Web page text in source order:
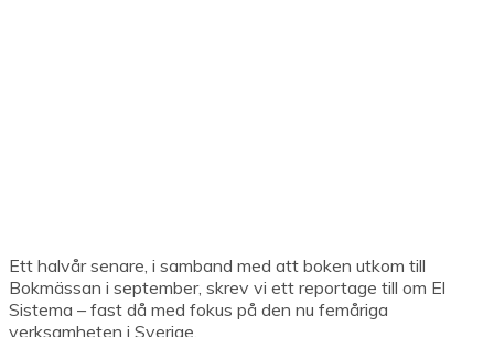
Ett halvår senare, i samband med att boken utkom till
Bokmässan i september, skrev vi ett reportage till om El
Sistema – fast då med fokus på den nu femåriga
verksamheten i Sverige.